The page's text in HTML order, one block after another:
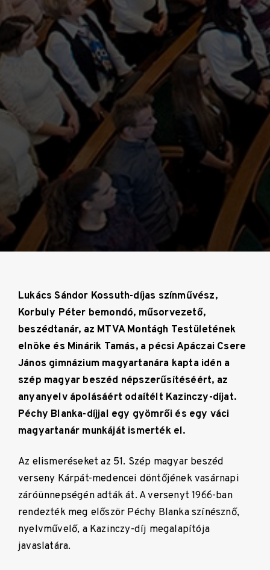
Lukács Sándor Kossuth-díjas színművész,
Korbuly Péter bemondó, műsorvezető,
beszédtanár, az MTVA Montágh Testületének
elnöke és Minárik Tamás, a pécsi Apáczai Csere
János gimnázium magyartanára kapta idén a
szép magyar beszéd népszerűsítéséért, az
anyanyelv ápolásáért odaítélt Kazinczy-díjat.
Péchy Blanka-díjjal egy gyömrői és egy váci
magyartanár munkáját ismerték el.
Az elismeréseket az 51. Szép magyar beszéd
verseny Kárpát-medencei döntőjének vasárnapi
záróünnepségén adták át. A versenyt 1966-ban
rendezték meg először Péchy Blanka színésznő,
nyelvművelő, a Kazinczy-díj megalapítója
javaslatára.